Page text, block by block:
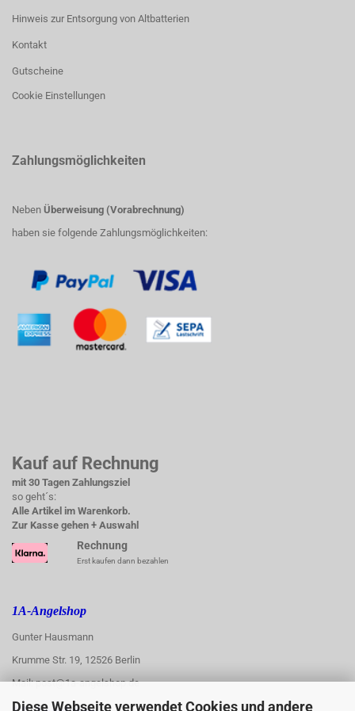
Diese Webseite verwendet Cookies und andere
Hinweis zur Entsorgung von Altbatterien
Kontakt
Gutscheine
Cookie Einstellungen
Zahlungsmöglichkeiten
Neben Überweisung (Vorabrechnung)
haben sie folgende Zahlungsmöglichkeiten:
Kauf auf Rechnung
mit 30 Tagen Zahlungsziel
so geht´s:
Alle Artikel im Warenkorb.
Zur Kasse gehen + Auswahl
Rechnung
Erst kaufen dann bezahlen
1A-Angelshop
Gunter Hausmann
Krumme Str. 19, 12526 Berlin
Mail: post@1a-angelshop.de